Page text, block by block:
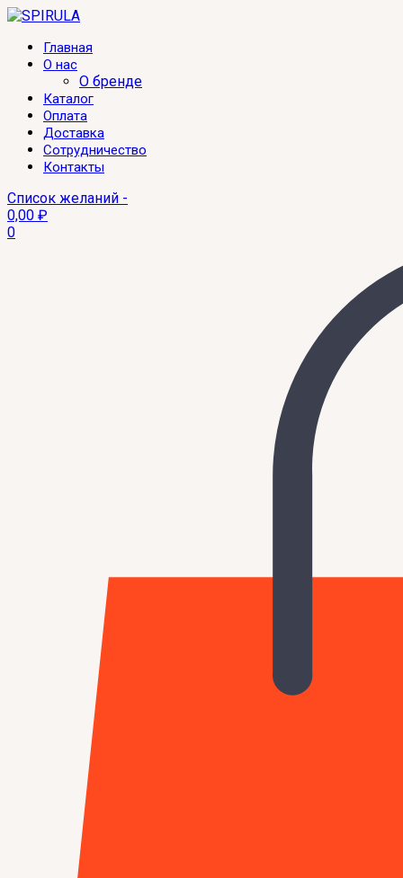
Главная
О нас
О бренде
Каталог
Оплата
Доставка
Сотрудничество
Контакты
Список желаний -
0,00 ₽
0